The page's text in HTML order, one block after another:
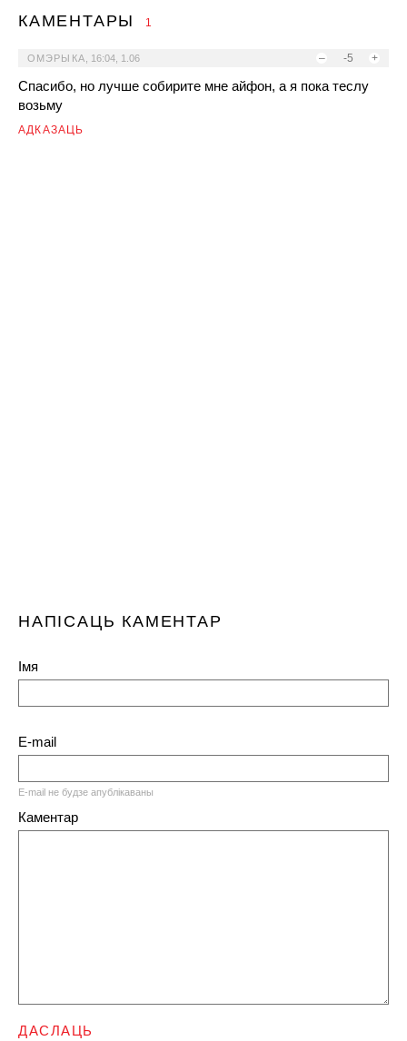
КАМЕНТАРЫ 1
– -5 +
ОМЭРЫКА 16:04, 1.06
Спасибо, но лучше собирите мне айфон, а я пока теслу
возьму
АДКАЗАЦЬ
НАПІСАЦЬ КАМЕНТАР
Імя
E-mail
E-mail не будзе апублікаваны
Каментар
ДАСЛАЦЬ